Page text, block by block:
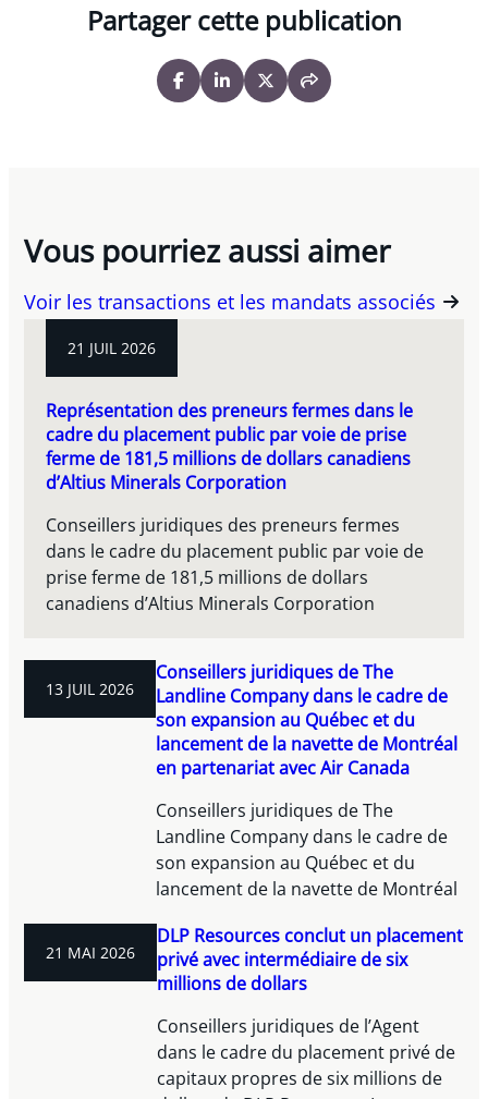
Partager cette publication
Vous pourriez aussi aimer
Voir les transactions et les mandats associés
21 JUIL 2026
Représentation des preneurs fermes dans le
cadre du placement public par voie de prise
ferme de 181,5 millions de dollars canadiens
d’Altius Minerals Corporation
Conseillers juridiques des preneurs fermes
dans le cadre du placement public par voie de
prise ferme de 181,5 millions de dollars
canadiens d’Altius Minerals Corporation
13 JUIL 2026
Conseillers juridiques de The
Landline Company dans le cadre de
son expansion au Québec et du
lancement de la navette de Montréal
en partenariat avec Air Canada
Conseillers juridiques de The
Landline Company dans le cadre de
son expansion au Québec et du
lancement de la navette de Montréal
21 MAI 2026
DLP Resources conclut un placement
privé avec intermédiaire de six
millions de dollars
Conseillers juridiques de l’Agent
dans le cadre du placement privé de
capitaux propres de six millions de